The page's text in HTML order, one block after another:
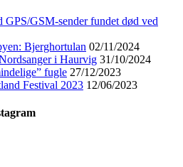
GPS/GSM-sender fundet død ved
Bjerghortulan 02/11/2024
i Haurvig 31/10/2024
fugle 27/12/2023
Festival 2023 12/06/2023